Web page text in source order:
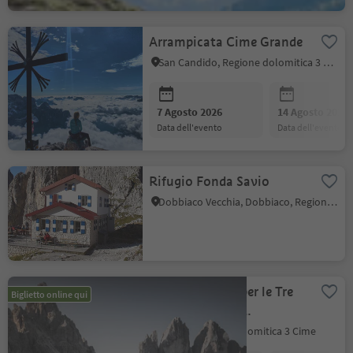
Arrampicata Cime Grande.
Posizione: San Candido, Regione dolomitica 3 Cime
7 Agosto 2026
data dell'evento
14 Agosto 2026
data dell'evento
Rifugio Fonda Savio
Posizione: Dobbiaco Vecchia, Dobbiaco, Regione dolomitica 3 Cime
Biglietto online qui
Navetta Braies per le Tre
escursionistica
Posizione
Braies, Regione dolomitica 3 Cime